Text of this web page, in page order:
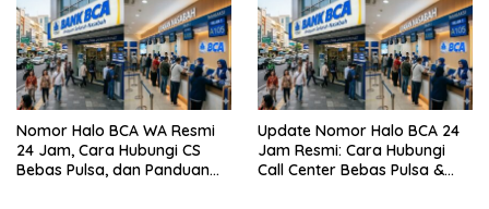
Nomor Halo BCA WA Resmi
24 Jam, Cara Hubungi CS
Bebas Pulsa, dan Panduan
Update Nomor Halo BCA 24
Jam Resmi: Cara Hubungi
Call Center Bebas Pulsa &